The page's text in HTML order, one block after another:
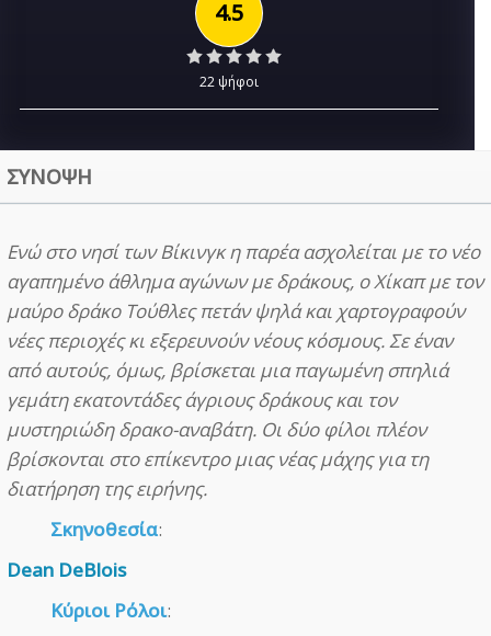
4.5
22 ψήφοι
ΣΥΝΟΨΗ
Ενώ στο νησί των Βίκινγκ η παρέα ασχολείται με το νέο
αγαπημένο άθλημα αγώνων με δράκους, ο Χίκαπ με τον
μαύρο δράκο Τούθλες πετάν ψηλά και χαρτογραφούν
νέες περιοχές κι εξερευνούν νέους κόσμους. Σε έναν
από αυτούς, όμως, βρίσκεται μια παγωμένη σπηλιά
γεμάτη εκατοντάδες άγριους δράκους και τον
μυστηριώδη δρακο-αναβάτη. Οι δύο φίλοι πλέον
βρίσκονται στο επίκεντρο μιας νέας μάχης για τη
διατήρηση της ειρήνης.
Σκηνοθεσία:
Dean DeBlois
Κύριοι Ρόλοι: